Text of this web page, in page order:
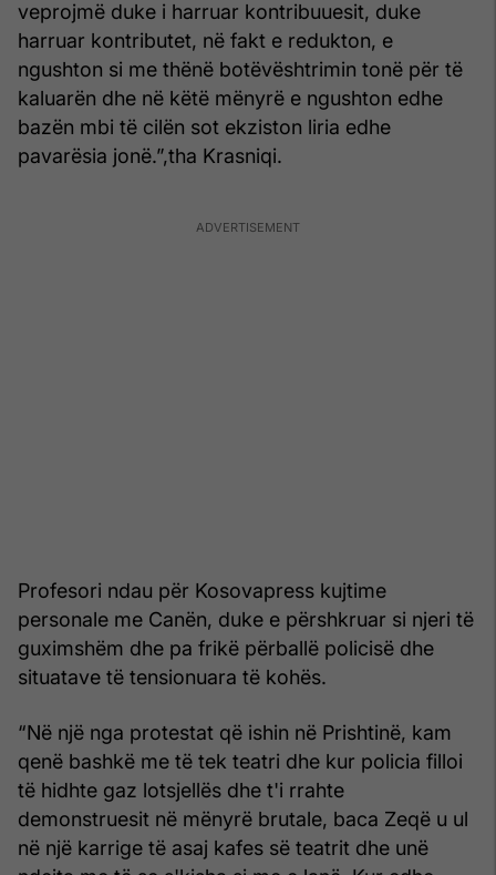
veprojmë duke i harruar kontribuuesit, duke
harruar kontributet, në fakt e redukton, e
ngushton si me thënë botëvështrimin tonë për të
kaluarën dhe në këtë mënyrë e ngushton edhe
bazën mbi të cilën sot ekziston liria edhe
pavarësia jonë.”,tha Krasniqi.
Profesori ndau për Kosovapress kujtime
personale me Canën, duke e përshkruar si njeri të
guximshëm dhe pa frikë përballë policisë dhe
situatave të tensionuara të kohës.
“Në një nga protestat që ishin në Prishtinë, kam
qenë bashkë me të tek teatri dhe kur policia filloi
të hidhte gaz lotsjellës dhe t'i rrahte
demonstruesit në mënyrë brutale, baca Zeqë u ul
në një karrige të asaj kafes së teatrit dhe unë